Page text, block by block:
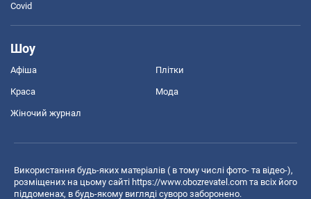
Covid
Шоу
Афіша Плітки
Краса Мода
Жіночий журнал
Використання будь-яких матеріалів ( в тому числі фото- та відео-),
розміщених на цьому сайті https://www.obozrevatel.com та всіх його
піддоменах, в будь-якому вигляді суворо заборонено.